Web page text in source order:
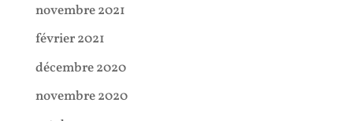
novembre 2021
février 2021
décembre 2020
novembre 2020